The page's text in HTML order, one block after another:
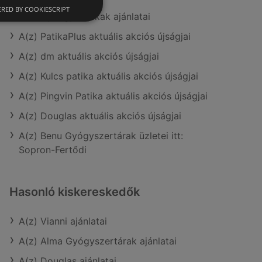
A(z) Gyöngy Patikak ajánlatai
A(z) PatikaPlus aktuális akciós újságjai
A(z) dm aktuális akciós újságjai
A(z) Kulcs patika aktuális akciós újságjai
A(z) Pingvin Patika aktuális akciós újságjai
A(z) Douglas aktuális akciós újságjai
A(z) Benu Gyógyszertárak üzletei itt:
Sopron-Fertődi
Hasonló kiskereskedők
A(z) Vianni ajánlatai
A(z) Alma Gyógyszertárak ajánlatai
BY COOKIESCRIPT